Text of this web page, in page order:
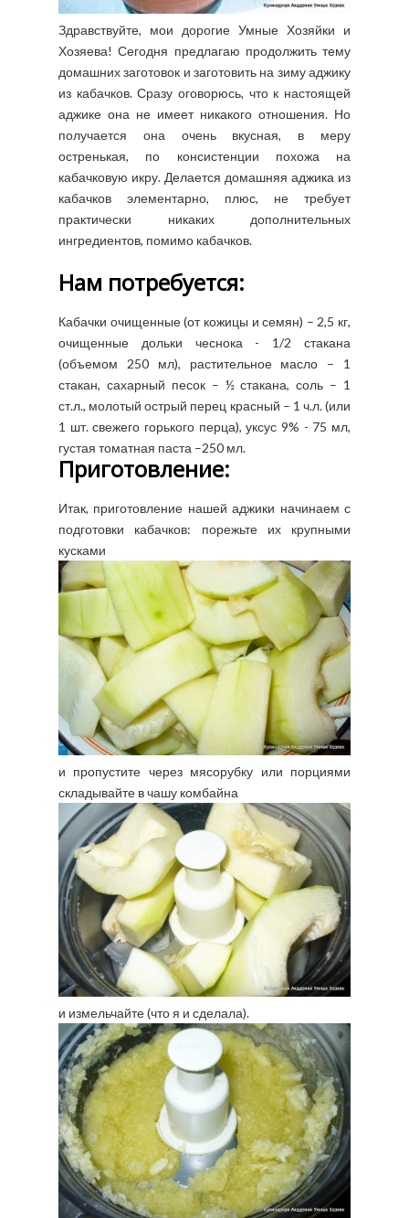
Здравствуйте, мои дорогие Умные Хозяйки и
Хозяева! Сегодня предлагаю продолжить тему
домашних заготовок и заготовить на зиму аджику
из кабачков. Сразу оговорюсь, что к настоящей
аджике она не имеет никакого отношения. Но
получается она очень вкусная, в меру
остренькая, по консистенции похожа на
кабачковую икру. Делается домашняя аджика из
кабачков элементарно, плюс, не требует
практически никаких дополнительных
ингредиентов, помимо кабачков.
Нам потребуется:
Кабачки очищенные (от кожицы и семян) – 2,5 кг,
очищенные дольки чеснока - 1/2 стакана
(объемом 250 мл), растительное масло – 1
стакан, сахарный песок – ½ стакана, соль – 1
ст.л., молотый острый перец красный – 1 ч.л. (или
1 шт. свежего горького перца), уксус 9% - 75 мл,
густая томатная паста –250 мл.
Приготовление:
Итак, приготовление нашей аджики начинаем с
подготовки кабачков: порежьте их крупными
кусками
и пропустите через мясорубку или порциями
складывайте в чашу комбайна
и измельчайте (что я и сделала).